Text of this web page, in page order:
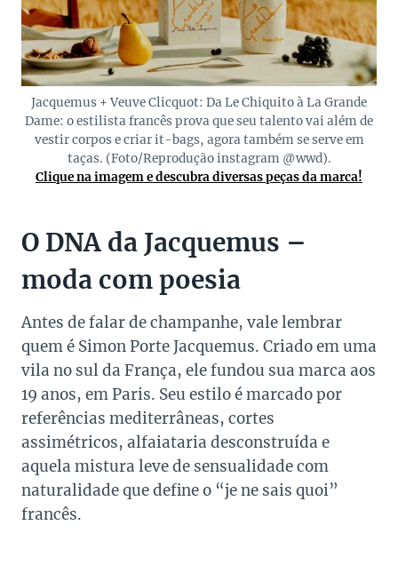
Jacquemus + Veuve Clicquot: Da Le Chiquito à La Grande
Dame: o estilista francês prova que seu talento vai além de
vestir corpos e criar it-bags, agora também se serve em
taças. (Foto/Reprodução instagram @wwd).
Clique na imagem e descubra diversas peças da marca!
O DNA da Jacquemus –
moda com poesia
Antes de falar de champanhe, vale lembrar
quem é Simon Porte Jacquemus. Criado em uma
vila no sul da França, ele fundou sua marca aos
19 anos, em Paris. Seu estilo é marcado por
referências mediterrâneas, cortes
assimétricos, alfaiataria desconstruída e
aquela mistura leve de sensualidade com
naturalidade que define o “je ne sais quoi”
francês.